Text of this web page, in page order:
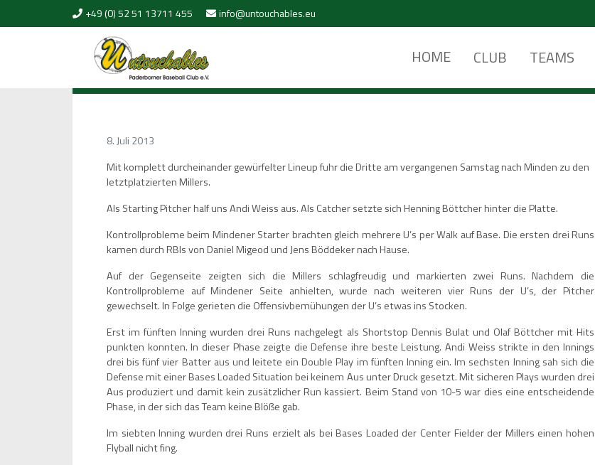
+49 (0) 52 51 13711 455 info@untouchables.eu
HOME CLUB TEAMS
8. Juli 2013
Mit komplett durcheinander gewürfelter Lineup fuhr die Dritte am vergangenen Samstag nach Minden zu den
letztplatzierten Millers.
Als Starting Pitcher half uns Andi Weiss aus. Als Catcher setzte sich Henning Böttcher hinter die Platte.
Kontrollprobleme beim Mindener Starter brachten gleich mehrere U’s per Walk auf Base. Die ersten drei Runs
kamen durch RBIs von Daniel Migeod und Jens Böddeker nach Hause.
Auf der Gegenseite zeigten sich die Millers schlagfreudig und markierten zwei Runs. Nachdem die
Kontrollprobleme auf Mindener Seite anhielten, wurde nach weiteren vier Runs der U’s, der Pitcher
gewechselt. In Folge gerieten die Offensivbemühungen der U’s etwas ins Stocken.
Erst im fünften Inning wurden drei Runs nachgelegt als Shortstop Dennis Bulat und Olaf Böttcher mit Hits
punkten konnten. In dieser Phase zeigte die Defense ihre beste Leistung. Andi Weiss strikte in den Innings
drei bis fünf vier Batter aus und leitete ein Double Play im fünften Inning ein. Im sechsten Inning sah sich die
Defense mit einer Bases Loaded Situation bei keinem Aus unter Druck gesetzt. Mit sicheren Plays wurden drei
Aus produziert und damit kein zusätzlicher Run kassiert. Beim Stand von 10-5 war dies eine entscheidende
Phase, in der sich das Team keine Blöße gab.
Im siebten Inning wurden drei Runs erzielt als bei Bases Loaded der Center Fielder der Millers einen hohen
Flyball nicht fing.